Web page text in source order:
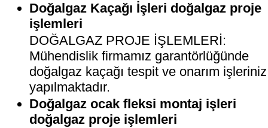
Doğalgaz Kaçağı İşleri doğalgaz proje
işlemleri
DOĞALGAZ PROJE İŞLEMLERİ:
Mühendislik firmamız garantörlüğünde
doğalgaz kaçağı tespit ve onarım işleriniz
yapılmaktadır.
Doğalgaz ocak fleksi montaj işleri
doğalgaz proje işlemleri